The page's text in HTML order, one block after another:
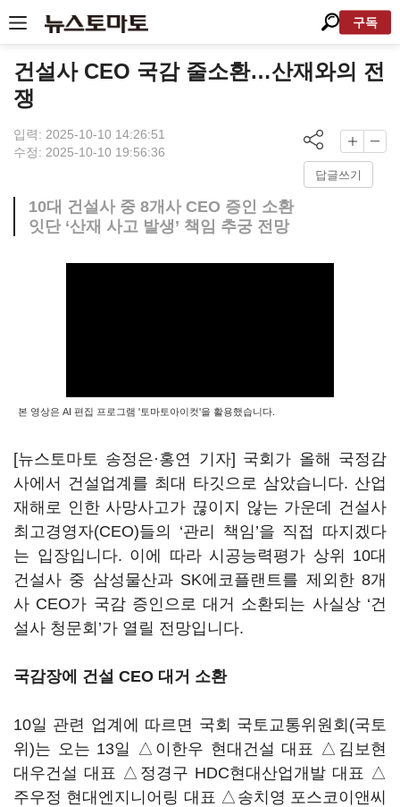
구독
건설사 CEO 국감 줄소환…산재와의 전
쟁
입력: 2025-10-10 14:26:51
수정: 2025-10-10 19:56:36
답글쓰기
10대 건설사 중 8개사 CEO 증인 소환
잇단 ‘산재 사고 발생’ 책임 추궁 전망
본 영상은 AI 편집 프로그램 '토마토아이컷'을 활용했습니다.
[뉴스토마토 송정은·홍연 기자] 국회가 올해 국정감
사에서 건설업계를 최대 타깃으로 삼았습니다. 산업
재해로 인한 사망사고가 끊이지 않는 가운데 건설사
최고경영자(CEO)들의 ‘관리 책임’을 직접 따지겠다
는 입장입니다. 이에 따라 시공능력평가 상위 10대
건설사 중 삼성물산과 SK에코플랜트를 제외한 8개
사 CEO가 국감 증인으로 대거 소환되는 사실상 ‘건
설사 청문회’가 열릴 전망입니다.
국감장에 건설 CEO 대거 소환
10일 관련 업계에 따르면 국회 국토교통위원회(국토
위)는 오는 13일 △이한우 현대건설 대표 △김보현
대우건설 대표 △정경구 HDC현대산업개발 대표 △
주우정 현대엔지니어링 대표 △송치영 포스코이앤씨